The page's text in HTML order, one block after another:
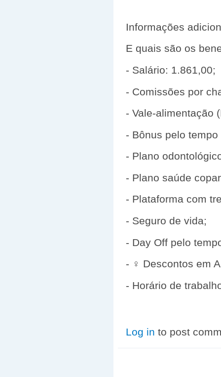
Informações
E quais são os
- Salário: 1.861,00;
- Comissões por
- Vale-alimentação
- Bônus pelo
- Plano
- Plano saúde
- Plataforma com
- Seguro de vida;
- Day Off pelo
- ♀️ Descontos em
- Horário de
Log in to post